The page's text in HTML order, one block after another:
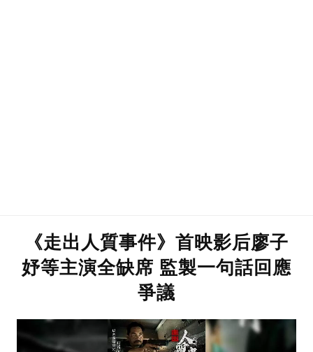
《走出人質事件》首映影后廖子
妤等主演全缺席 監製一句話回應
爭議